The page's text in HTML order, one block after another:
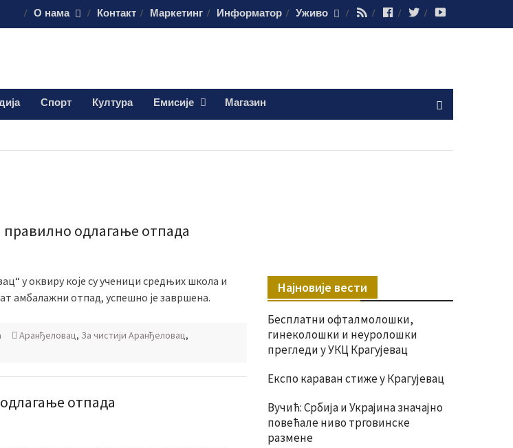
О нама Контакт Маркетинг Информатор Уживо RSS FacebookTwitter
Спорт Култура Емисије Магазин
правилно одлагање отпада
у оквиру које су ученици средњих школа и
амбалажни отпад, успешно је завршена.
Аранђеловац, За чистији Аранђеловац,
отпада
Најновије вести
Бесплатни офталмолошки,
гинеколошки и неуролошки
прегледи у УКЦ Крагујевац
Експо караван стиже у Крагујевац
Вучић: Србија и Украјина значајно
повећале ниво трговинске
размене